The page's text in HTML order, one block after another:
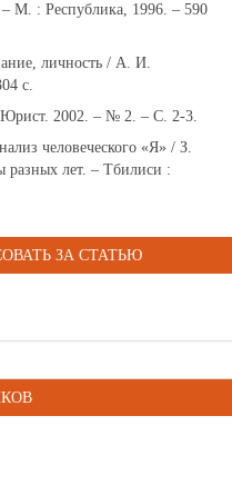
М. : Республика, 1996. – 590
личность / А. И.
с.
2002. – № 2. – С. 2-3.
человеческого «Я» / З.
лет. – Тбилиси :
ЗА СТАТЬЮ